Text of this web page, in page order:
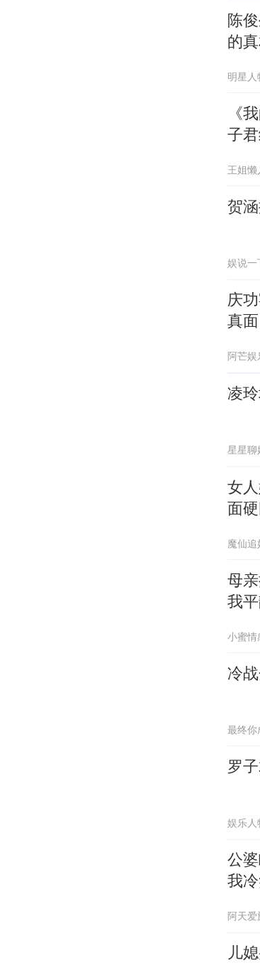
陈
的
明星
《
子
王姐懒
贺
娱说一
庆
真
阿芒娱
凌
星星聊
女
面
魔仙追
母
我
小蜜情
冷
最终你
罗
娱乐人
公
我
阿天爱
儿